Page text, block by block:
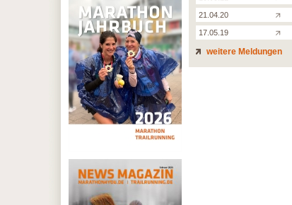
21.04.20
17.05.19
weitere Meldungen